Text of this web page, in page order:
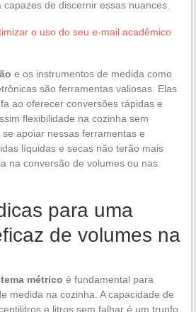
de discernir essas nuances.
o uso do seu e-mail acadêmico
e os instrumentos de medida como
são ferramentas valiosas. Elas
ao oferecer conversões rápidas e
flexibilidade na cozinha sem
apoiar nessas ferramentas e
líquidas e secas não terão mais
na conversão de volumes ou nas
para uma
de volumes na
métrico é fundamental para
medida na cozinha. A capacidade de
e litros sem falhar é um trunfo